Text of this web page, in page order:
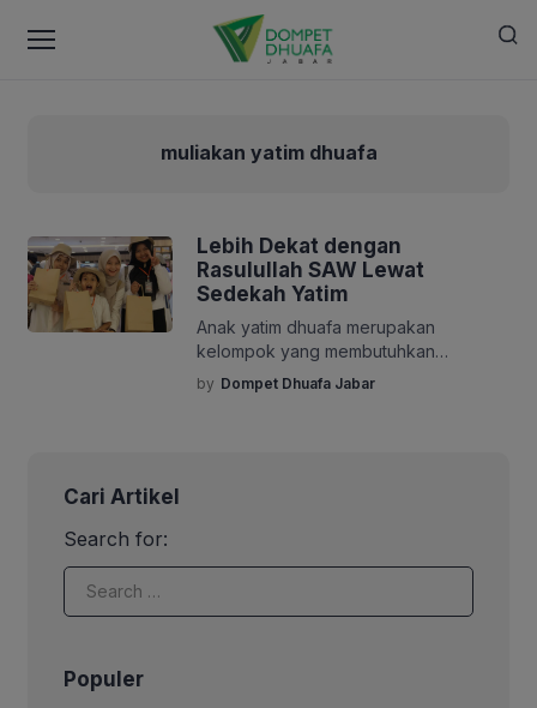
muliakan yatim dhuafa
Lebih Dekat dengan
Rasulullah SAW Lewat
Sedekah Yatim
Anak yatim dhuafa merupakan
kelompok yang membutuhkan
perhatian dan kepedulian bersama dari
seluruh elemen masyarakat. Kehilangan
usia dini. Kondisi tersebut tidak jarang
kebutuhan dasar, akses pendidikan […]
by Dompet Dhuafa Jabar
Cari Artikel
Search for:
Populer